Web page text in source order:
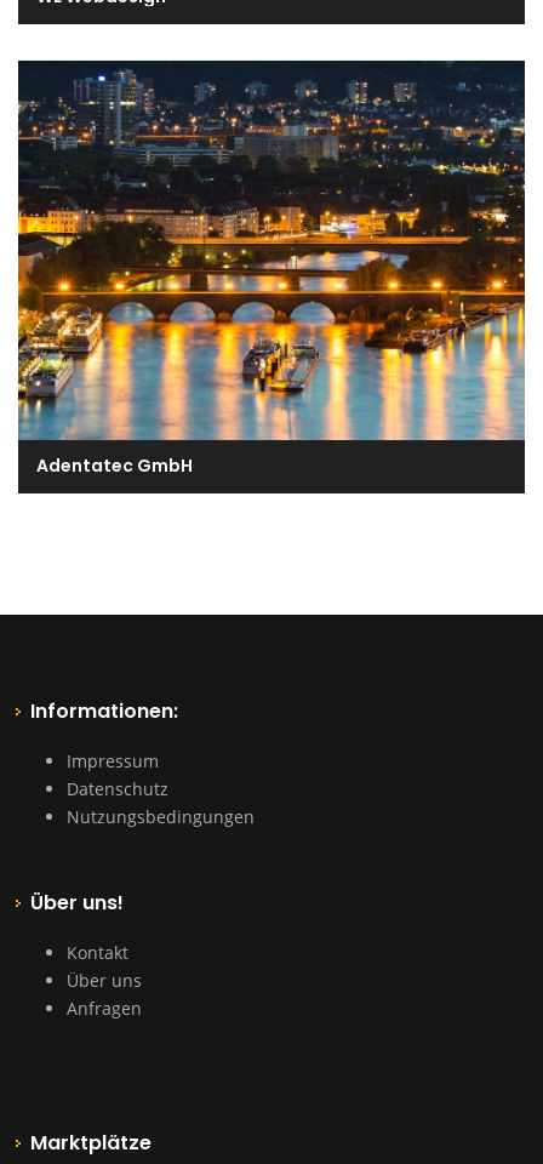
Adentatec GmbH
Informationen:
Impressum
Datenschutz
Nutzungsbedingungen
Über uns!
Kontakt
Über uns
Anfragen
Marktplätze